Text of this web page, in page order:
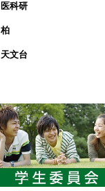
医科研
柏
天文台